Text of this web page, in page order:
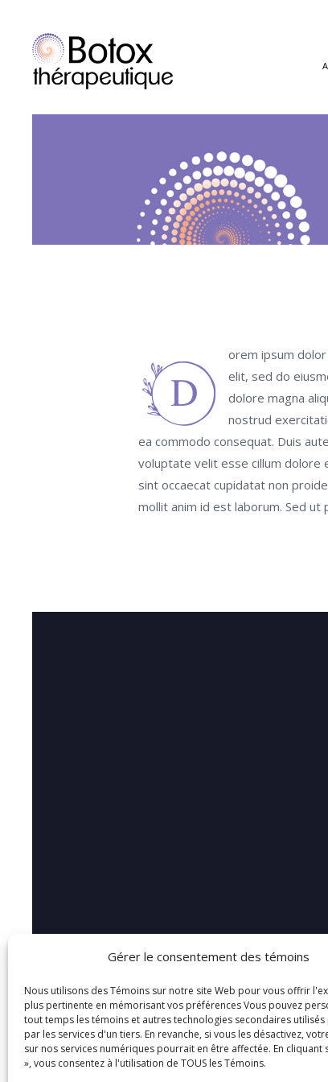
Gérer le consentement des témoins
Nous utilisons des Témoins sur notre site Web pour vous offrir
plus pertinente en mémorisant vos préférences Vous pouvez
tout temps les témoins et autres technologies secondaires utilisés
par les services d'un tiers. En revanche, si vous les désactivez,
sur nos services numériques pourrait en être affectée. En cliquant
», vous consentez à l'utilisation de TOUS les Témoins.
D
orem ipsum
elit, sed do
dolore magna
nostrud
ea commodo consequat. Duis
voluptate velit esse cillum dolore
sint occaecat cupidatat non
mollit anim id est laborum. Sed